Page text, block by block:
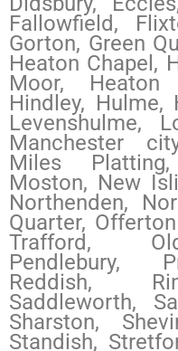
Fallowfield,
Gorton, Green
Heaton Chapel,
Moor,
Hindley, Hulme,
Levenshulme,
Manchester
Miles
Moston, New
Northenden,
Quarter,
Trafford,
Pendlebury,
Reddish,
Saddleworth,
Sharston,
Standish,